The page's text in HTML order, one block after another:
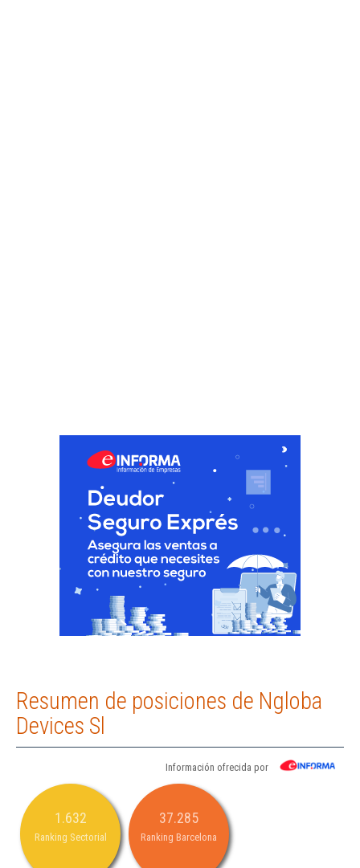
Resumen de posiciones de Ngloba
Devices Sl
Información ofrecida por
1.632
Ranking Sectorial
37.285
Ranking Barcelona